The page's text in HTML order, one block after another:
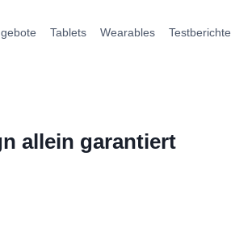
Tablets Wearables Testberichte
allein garantiert